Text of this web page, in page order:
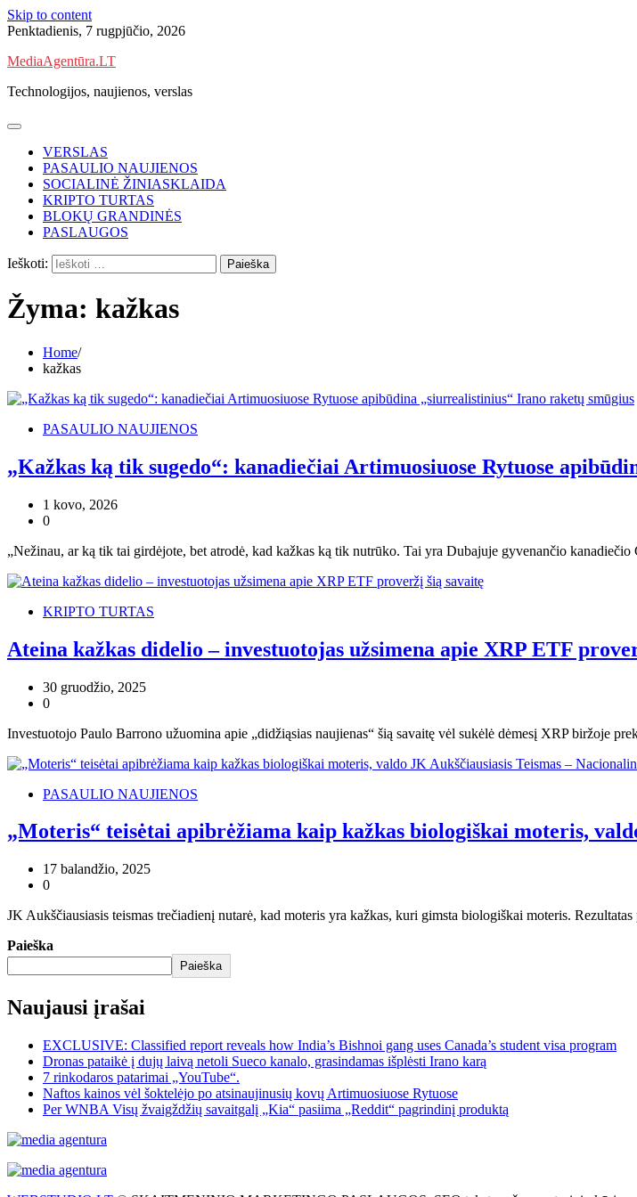
Skip to content
Penktadienis, 7 rugpjūčio, 2026
MediaAgentūra.LT
Technologijos, naujienos, verslas
VERSLAS
PASAULIO NAUJIENOS
SOCIALINĖ ŽINIASKLAIDA
KRIPTO TURTAS
BLOKŲ GRANDINĖS
PASLAUGOS
Ieškoti:
Žyma: kažkas
Home
kažkas
PASAULIO NAUJIENOS
„Kažkas ką tik sugedo“: kanadiečiai Artimuosiuose Rytuose
1 kovo, 2026
0
„Nežinau, ar ką tik tai girdėjote, bet atrodė, kad kažkas ką tik nutrūko. Tai yra Dubajuje gyvenančio
KRIPTO TURTAS
Ateina kažkas didelio – investuotojas užsimena apie XRP ETF
30 gruodžio, 2025
0
Investuotojo Paulo Barrono užuomina apie „didžiąsias naujienas“ šią savaitę vėl sukėlė dėmesį XRP biržoje
PASAULIO NAUJIENOS
„Moteris“ teisėtai apibrėžiama kaip kažkas biologiškai moteris,
17 balandžio, 2025
0
JK Aukščiausiasis teismas trečiadienį nutarė, kad moteris yra kažkas, kuri gimsta biologiškai moteris.
Paieška
Paieška
Naujausi įrašai
EXCLUSIVE: Classified report reveals how India’s Bishnoi gang uses Canada’s student visa program
Dronas pataikė į dujų laivą netoli Sueco kanalo, grasindamas išplėsti Irano karą
7 rinkodaros patarimai „YouTube“.
Naftos kainos vėl šoktelėjo po atsinaujinusių kovų Artimuosiuose Rytuose
Per WNBA Visų žvaigždžių savaitgalį „Kia“ pasiima „Reddit“ pagrindinį produktą